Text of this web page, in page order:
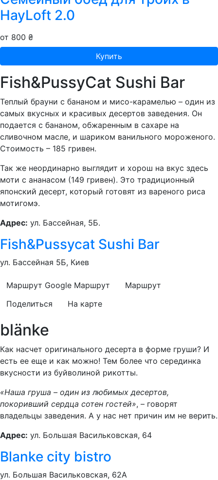
HayLoft 2.0
от 800 ₴
Купить
Fish&PussyCat Sushi Bar
Теплый брауни с бананом и мисо-карамелью – один из
самых вкусных и красивых десертов заведения. Он
подается с бананом, обжаренным в сахаре на
сливочном масле, и шариком ванильного мороженого.
Стоимость – 185 гривен.
Так же неординарно выглядит и хорош на вкус здесь
моти с ананасом (149 гривен). Это традиционный
японский десерт, который готовят из вареного риса
мотигомэ.
Адрес: ул. Бассейная, 5Б.
Fish&Pussycat Sushi Bar
ул. Бассейная 5Б, Киев
Маршрут Google Маршрут
Маршрут
Поделиться
На карте
blänke
Как насчет оригинального десерта в форме груши? И
есть ее еще и как можно! Тем более что серединка
вкусности из буйволиной рикотты.
«Наша груша – один из любимых десертов,
покоривший сердца сотен гостей», – говорят
владельцы заведения. А у нас нет причин им не верить.
Адрес: ул. Большая Васильковская, 64
Blanke city bistro
ул. Большая Васильковская, 62А